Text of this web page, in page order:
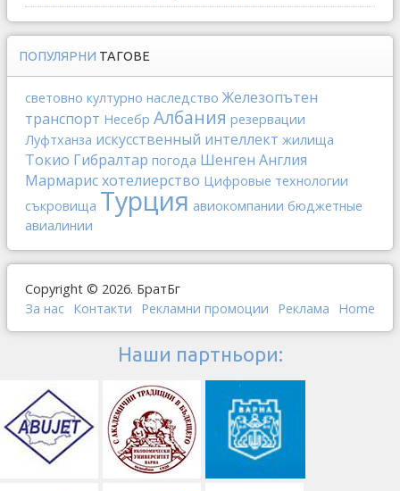
ПОПУЛЯРНИ ТАГОВЕ
световно културно наследство Железопътен
транспорт Несебр Албания резервации
Луфтханза искусственный интеллект жилища
Токио Гибралтар погода Шенген Англия
Мармарисхотелиерство Цифровые технологии
съкровища Турция авиокомпании бюджетные
авиалинии
Copyright © 2026. БратБг
За нас Контакти Рекламни промоции Реклама Home
Наши партньори: